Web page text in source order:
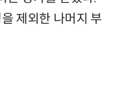
제외한 나머지 부